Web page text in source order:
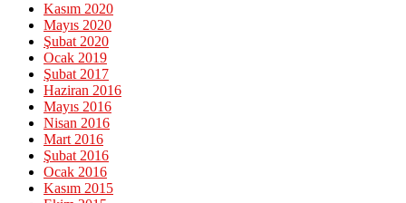
Kasım 2020
Mayıs 2020
Şubat 2020
Ocak 2019
Şubat 2017
Haziran 2016
Mayıs 2016
Nisan 2016
Mart 2016
Şubat 2016
Ocak 2016
Kasım 2015